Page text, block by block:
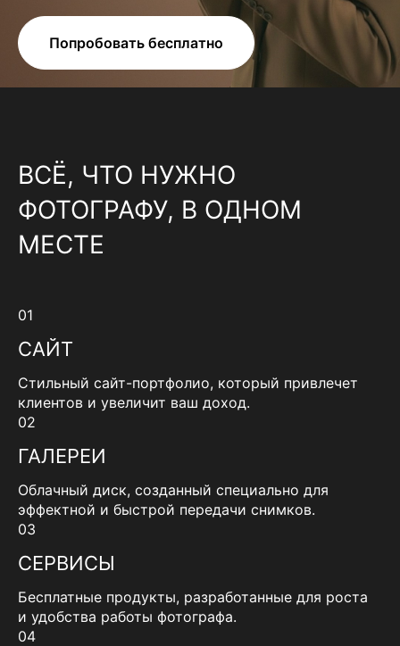
Попробовать бесплатно
ВСЁ, ЧТО НУЖНО
ФОТОГРАФУ, В ОДНОМ
МЕСТЕ
01
САЙТ
Стильный сайт-портфолио, который привлечет
клиентов и увеличит ваш доход.
02
ГАЛЕРЕИ
Облачный диск, созданный специально для
эффектной и быстрой передачи снимков.
03
СЕРВИСЫ
Бесплатные продукты, разработанные для роста
и удобства работы фотографа.
04